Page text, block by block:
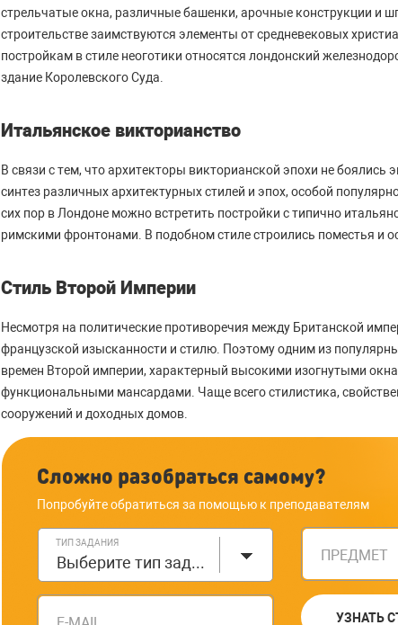
стрельчатые окна, различные башенки, арочные конструкции
строительстве заимствуются элементы от средневековых
постройкам в стиле неоготики относятся лондонский
здание Королевского Суда.
Итальянское викторианство
В связи с тем, что архитекторы викторианской эпохи не боялись
синтез различных архитектурных стилей и эпох, особой
сих пор в Лондоне можно встретить постройки с типично
римскими фронтонами. В подобном стиле строились поместья и
Стиль Второй Империи
Несмотря на политические противоречия между Британской
французской изысканности и стилю. Поэтому одним из
времен Второй империи, характерный высокими изогнутыми
функциональными мансардами. Чаще всего стилистика,
сооружений и доходных домов.
Сложно разобраться самому?
Попробуйте обратиться за помощью к преподавателям
ТИП ЗАДАНИЯ
Выберите тип задания ПРЕДМЕТ
УЗНАТЬ